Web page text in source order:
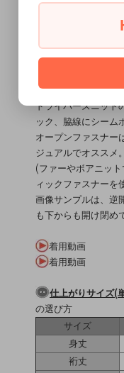
★2024年版福袋ア
ドライバーズニット
ック、脇線にシーム
オープンファスナー
ジュアルでオススメ。
(ファーやボアニッ
ィックファスナーを
画像サンプルは、逆
も下からも開け閉め
着用動画
着用動画
仕上がりサイズ(
の選び方
サイズ
身丈
裄丈